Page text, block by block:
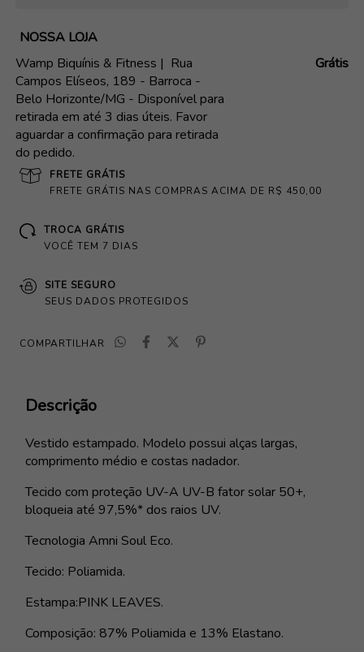
NOSSA LOJA
Wamp Biquínis & Fitness | Rua
Campos Elíseos, 189 - Barroca -
Belo Horizonte/MG - Disponível para
retirada em até 3 dias úteis. Favor
aguardar a confirmação para retirada
do pedido.
Grátis
FRETE GRÁTIS
FRETE GRÁTIS NAS COMPRAS ACIMA DE R$ 450,00
TROCA GRÁTIS
VOCÊ TEM 7 DIAS
SITE SEGURO
SEUS DADOS PROTEGIDOS
COMPARTILHAR
Descrição
Vestido estampado. Modelo possui alças largas,
comprimento médio e costas nadador.
Tecido com proteção UV-A UV-B fator solar 50+,
bloqueia até 97,5%* dos raios UV.
Tecnologia Amni Soul Eco.
Tecido: Poliamida.
Estampa:PINK LEAVES.
Composição: 87% Poliamida e 13% Elastano.